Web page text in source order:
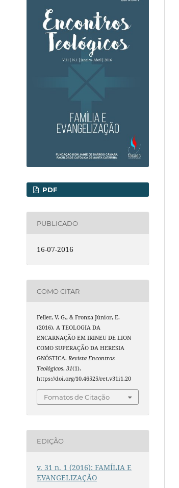
PDF
PUBLICADO
16-07-2016
COMO CITAR
Feller, V. G., & Fronza Júnior, E.
(2016). A TEOLOGIA DA
ENCARNAÇÃO EM IRINEU DE LION
COMO SUPERAÇÃO DA HERESIA
GNÓSTICA.Revista Encontros
Teológicos,31(1).
https://doi.org/10.46525/ret.v31i1.20
Fomatos de Citação
EDIÇÃO
v. 31 n. 1 (2016): FAMÍLIA E
EVANGELIZAÇÃO